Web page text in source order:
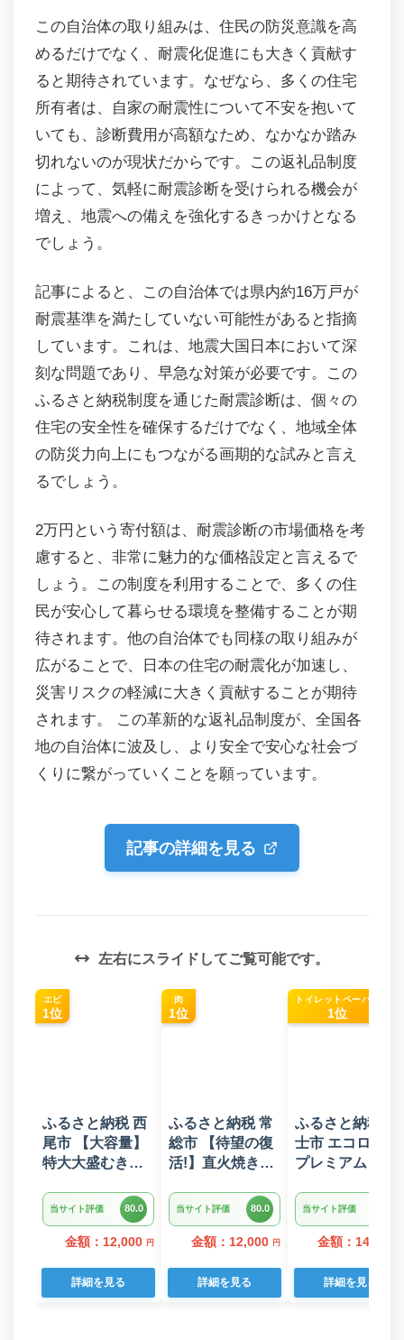
この自治体の取り組みは、住民の防災意識を高
めるだけでなく、耐震化促進にも大きく貢献す
ると期待されています。なぜなら、多くの住宅
所有者は、自家の耐震性について不安を抱いて
いても、診断費用が高額なため、なかなか踏み
切れないのが現状だからです。この返礼品制度
によって、気軽に耐震診断を受けられる機会が
増え、地震への備えを強化するきっかけとなる
でしょう。
記事によると、この自治体では県内約16万戸が
耐震基準を満たしていない可能性があると指摘
しています。これは、地震大国日本において深
刻な問題であり、早急な対策が必要です。この
ふるさと納税制度を通じた耐震診断は、個々の
住宅の安全性を確保するだけでなく、地域全体
の防災力向上にもつながる画期的な試みと言え
るでしょう。
2万円という寄付額は、耐震診断の市場価格を考
慮すると、非常に魅力的な価格設定と言えるで
しょう。この制度を利用することで、多くの住
民が安心して暮らせる環境を整備することが期
待されます。他の自治体でも同様の取り組みが
広がることで、日本の住宅の耐震化が加速し、
災害リスクの軽減に大きく貢献することが期待
されます。 この革新的な返礼品制度が、全国各
地の自治体に波及し、より安全で安心な社会づ
くりに繋がっていくことを願っています。
記事の詳細を見る
左右にスライドしてご覧可能です。
エビ
1位
ふるさと納税 西
尾市 【大容量】
特大大盛むきえ
K287
当サイト評価 80.0
金額：12,000 円
詳細を見る
肉
1位
ふるさと納税 常
総市 【待望の復
活!】直火焼きハ
ラスソース 3kg
22個入り
当サイト評価 80.0
金額：12,000 円
詳細を見る
トイレットペーパー
1位
ふるさと納税 富
士市 エコロジー
プレミアム トイ
ダブル 96ロール
日用品 人気
当サイト評価
金額：14,000
詳細を見る